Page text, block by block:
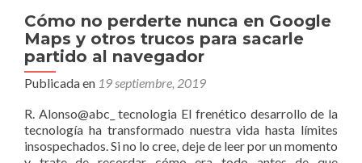
eficaz
Cómo no perderte nunca en Google
Maps y otros trucos para sacarle
partido al navegador
Publicada en 19 septiembre, 2019
R. Alonso@abc_ tecnologia El frenético desarrollo de la
tecnología ha transformado nuestra vida hasta límites
insospechados. Si no lo cree, deje de leer por un momento